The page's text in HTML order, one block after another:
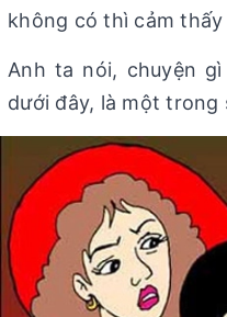
không có thì cảm thấy
Anh ta nói, chuyện
dưới đây, là một trong